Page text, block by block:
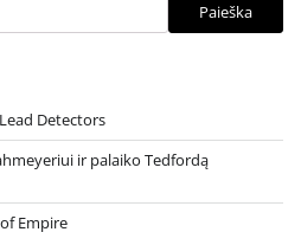
Paieška
Detectors
ir palaiko Tedfordą
Empire